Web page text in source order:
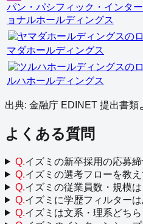
パン・パシフィック・インタ
ョナルホールディングス
マダホールディングス
ルハホールディングス
出典: 金融庁 EDINET 提出書類
よくある質問
Q.イズミの新卒採用の応募
Q.イズミの選考フローを教
Q.イズミの従業員数・規模
Q.イズミに学歴フィルター
Q.イズミは文系・理系どち